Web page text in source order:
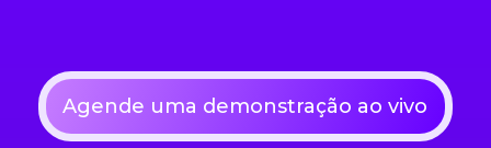
Agende uma demonstração ao vivo